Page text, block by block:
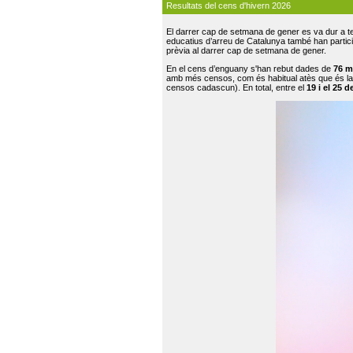
Resultats del cens d'hivern 2026
El darrer cap de setmana de gener es va dur a
educatius d’arreu de Catalunya també han
prèvia al darrer cap de setmana de gener.
En el cens d’enguany s'han rebut dades de 76
amb més censos, com és habitual atès que és
censos cadascun). En total, entre el 19 i el 25